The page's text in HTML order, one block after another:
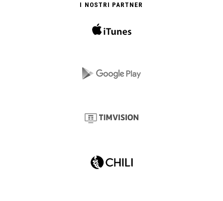
I NOSTRI PARTNER